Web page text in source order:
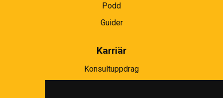
Podd
Guider
Karriär
Konsultuppdrag